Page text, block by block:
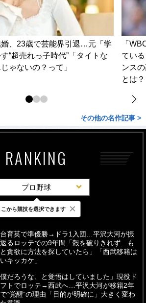
、23歳で芸能界引退…元「学
“超売れっ子時代”「タイトな
ゃないの？って」
「
てい
ンス
とは？
その他の名作記事 >
RANKING
プロ野球
新 24時間 週間
育英で準優勝→ドラ1入団…平沢大河が振
返るロッテでの9年間「殻を破りきれず…も
貪欲に方法を探していたら」「西武移籍は
キッカケ」
僕だろうな、と覚悟はしていました」現役ド
トでロッテ→西武へ…平沢大河が移籍2年
で“覚醒”の理由「目的が明確に」大きく変わ
こから競技を選択できます ×